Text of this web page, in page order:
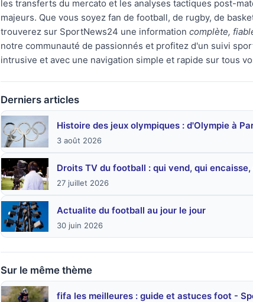
les transferts du mercato et les analyses tactiques post-
majeurs. Que vous soyez fan de football, de rugby, de
trouverez sur SportNews24 une information complète,
notre communauté de passionnés et profitez d'un suivi
intrusive et avec une navigation simple et rapide sur tous
Derniers articles
Histoire des jeux olympiques : d'Olympie à
3 août 2026
Droits TV du football : qui vend, qui
27 juillet 2026
Actualite du football au jour le jour
30 juin 2026
Sur le même thème
fifa les meilleures : guide et astuces foot -